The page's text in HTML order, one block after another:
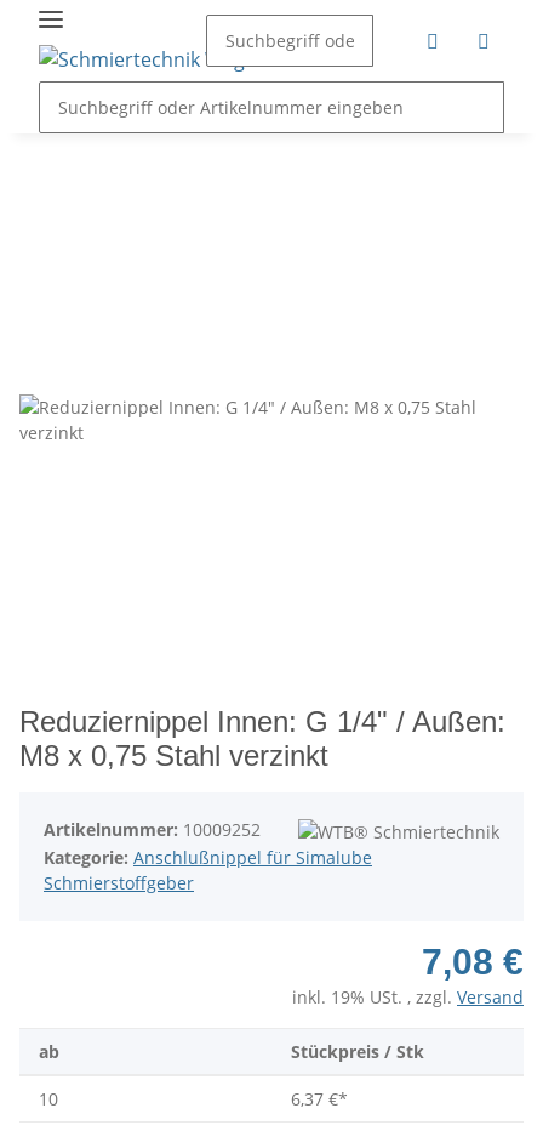
Reduziernippel Innen: G 1/4" / Außen:
M8 x 0,75 Stahl verzinkt
Artikelnummer: 10009252
Kategorie: Anschlußnippel für Simalube
Schmierstoffgeber
7,08 €
inkl. 19% USt. , zzgl. Versand
ab Stückpreis / Stk
10 6,37 €*